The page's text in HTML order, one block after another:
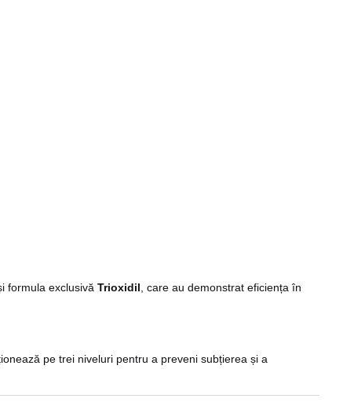
formula exclusivă Trioxidil , care au demonstrat eficiența în
pe trei niveluri pentru a preveni subțierea și a